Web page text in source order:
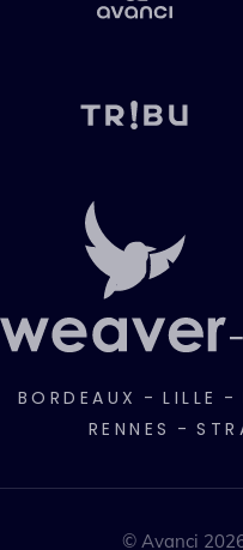
BORDEAUX - LILLE -
RENNES -
© Avanci